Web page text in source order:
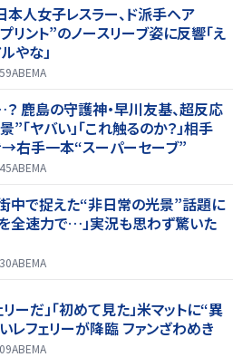
本人女子レスラー、ド派手ヘア
リント”のノースリーブ姿に反響「え
やな」
ABEMA
？ 鹿島の守護神・早川友基、超反応
「ヤバい」「これ触るのか？」相手
→右手一本“スーパーセーブ”
ABEMA
中で捉えた“非日常の光景”話題に
全速力で…」実況も思わず驚いた
ABEMA
リーだ」「初めて見た」米マットに“異
レフェリーが降臨 ファンざわめき
ABEMA